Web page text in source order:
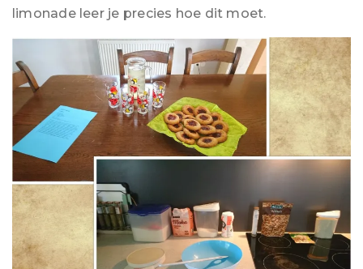
limonade leer je precies hoe dit moet.